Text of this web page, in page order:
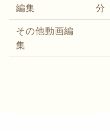
編集
分
その他動画編
集